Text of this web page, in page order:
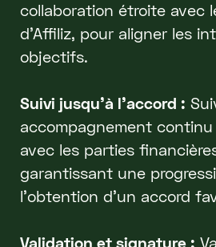
collaboration étroite avec
d'Affiliz, pour aligner les
objectifs.
Suivi jusqu'à l'accord :
accompagnement
avec les parties
garantissant une
l'obtention d'un accord
Validation et signature :